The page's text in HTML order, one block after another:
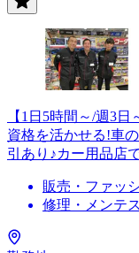
【1日5時間～/週3
資格を活かせる!車
引あり♪カー用品店
販売・ファッ
修理・メンテ